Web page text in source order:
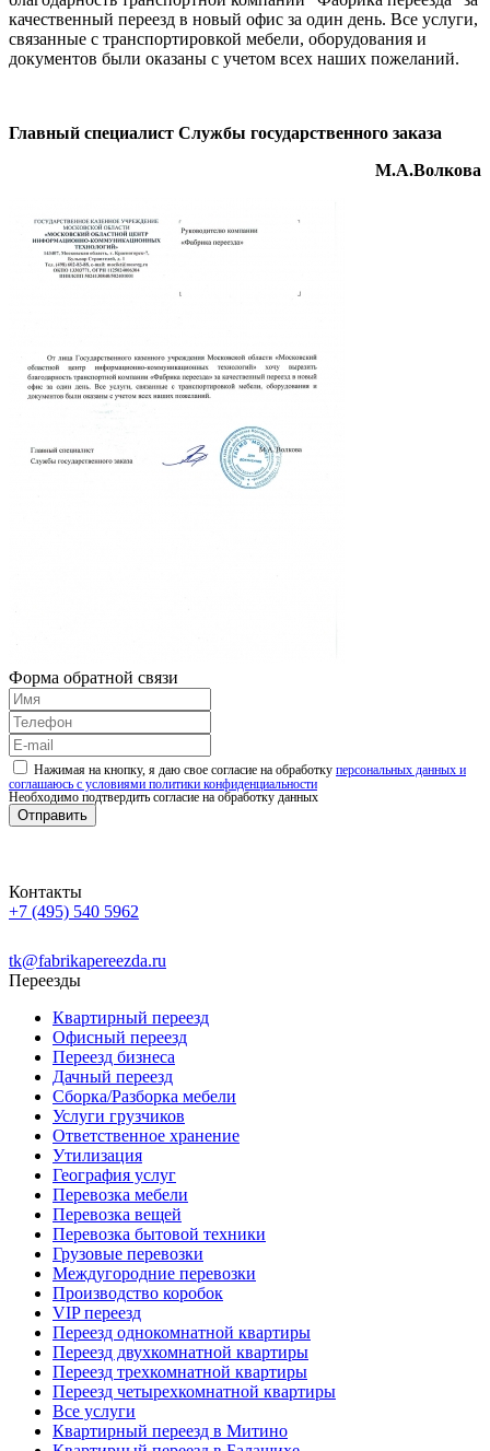
качественный переезд в новый офис за один день. Все услуги,
связанные с транспортировкой мебели, оборудования и
документов были оказаны с учетом всех наших пожеланий.
Главный специалист Службы государственного заказа
М.А.Волкова
Форма обратной связи
Нажимая на кнопку, я даю свое согласие на обработку персональных данных и
соглашаюсь с условиями политики конфиденциальности
Необходимо подтвердить согласие на обработку данных
Отправить
Контакты
+7 (495) 540 5962
tk@fabrikapereezda.ru
Переезды
Квартирный переезд
Офисный переезд
Переезд бизнеса
Дачный переезд
Сборка/Разборка мебели
Услуги грузчиков
Ответственное хранение
Утилизация
География услуг
Перевозка мебели
Перевозка вещей
Перевозка бытовой техники
Грузовые перевозки
Междугородние перевозки
Производство коробок
VIP переезд
Переезд однокомнатной квартиры
Переезд двухкомнатной квартиры
Переезд трехкомнатной квартиры
Переезд четырехкомнатной квартиры
Все услуги
Квартирный переезд в Митино